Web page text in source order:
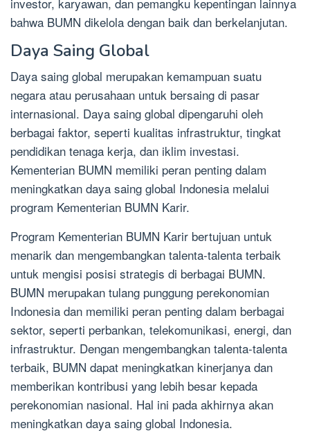
bahwa BUMN dikelola dengan baik dan berkelanjutan.
Daya Saing Global
Daya saing global merupakan kemampuan suatu
negara atau perusahaan untuk bersaing di pasar
internasional. Daya saing global dipengaruhi oleh
berbagai faktor, seperti kualitas infrastruktur, tingkat
pendidikan tenaga kerja, dan iklim investasi.
Kementerian BUMN memiliki peran penting dalam
meningkatkan daya saing global Indonesia melalui
program Kementerian BUMN Karir.
Program Kementerian BUMN Karir bertujuan untuk
menarik dan mengembangkan talenta-talenta terbaik
untuk mengisi posisi strategis di berbagai BUMN.
BUMN merupakan tulang punggung perekonomian
Indonesia dan memiliki peran penting dalam berbagai
sektor, seperti perbankan, telekomunikasi, energi, dan
infrastruktur. Dengan mengembangkan talenta-talenta
terbaik, BUMN dapat meningkatkan kinerjanya dan
memberikan kontribusi yang lebih besar kepada
perekonomian nasional. Hal ini pada akhirnya akan
meningkatkan daya saing global Indonesia.